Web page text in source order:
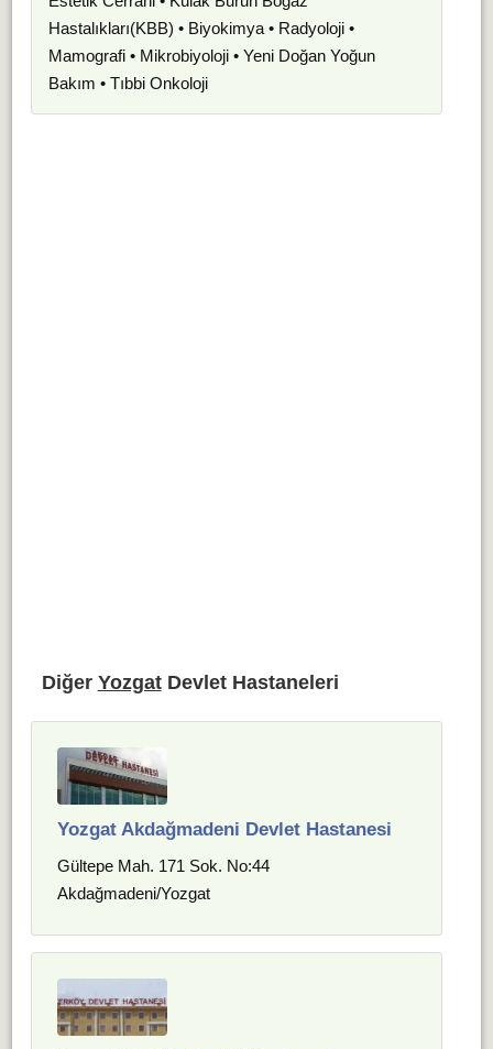
Hastalıkları(KBB) • Biyokimya • Radyoloji •
Mamografi • Mikrobiyoloji • Yeni Doğan Yoğun
Bakım • Tıbbi Onkoloji
Diğer YozgatDevlet Hastaneleri
Yozgat Akdağmadeni Devlet Hastanesi
Gültepe Mah. 171 Sok. No:44
Akdağmadeni/Yozgat